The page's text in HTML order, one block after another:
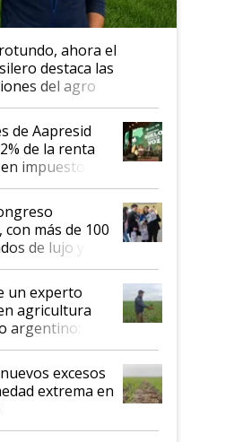
ahora el
destaca las
del agro
invertir: "Los veo
de Aapresid
de la renta
impuestos:
en
discutiendo
de hace 50
más de 100
de lujo y
un experto
agricultura
argentino:
excesos
extrema en